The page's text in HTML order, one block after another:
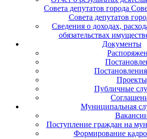
Совета депутатов города
Совета депутатов
Сведения о доходах,
обязательствах
Документы
Проекты
Публичные
Муниципальная
Поступление граждан на
Формирование